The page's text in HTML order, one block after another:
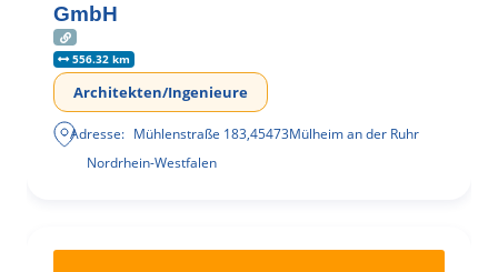
GmbH
556.32 km
Architekten/Ingenieure
Adresse: Mühlenstraße 183,45473Mülheim an der Ruhr
Nordrhein-Westfalen